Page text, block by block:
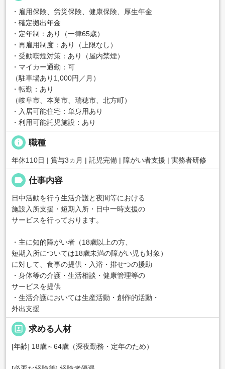
・雇用保険、労災保険、健康保険、厚生年金
・確定拠出年金
・定年制：あり（一律65歳）
・再雇用制度：あり（上限なし）
・受動喫煙対策：あり（屋内禁煙）
・マイカー通勤：可
（駐車場あり1,000円／月）
・転勤：あり
（岐阜市、本巣市、瑞穂市、北方町）
・入居可能住宅：単身用あり
・利用可能託児施設：あり
info 職種
年休110日 | 賞与3ヵ月 | 託児完備 | 障がい者支援 | 実務者研修
label 仕事内容
日中活動を行う生活介護と夜間等における
施設入所支援・短期入所・日中一時支援の
サービスを行っております。
・主に知的障がい者（18歳以上の方、
短期入所については18歳未満の障がい児も対象）
に対して、食事の提供・入浴・排せつの援助
・身体等の介護・生活相談・健康管理等の
サービスを提供
・生活介護においては生産活動・創作的活動・
外出支援
portrait 求める人材
[年齢] 18歳～64歳（深夜勤務・定年のため）